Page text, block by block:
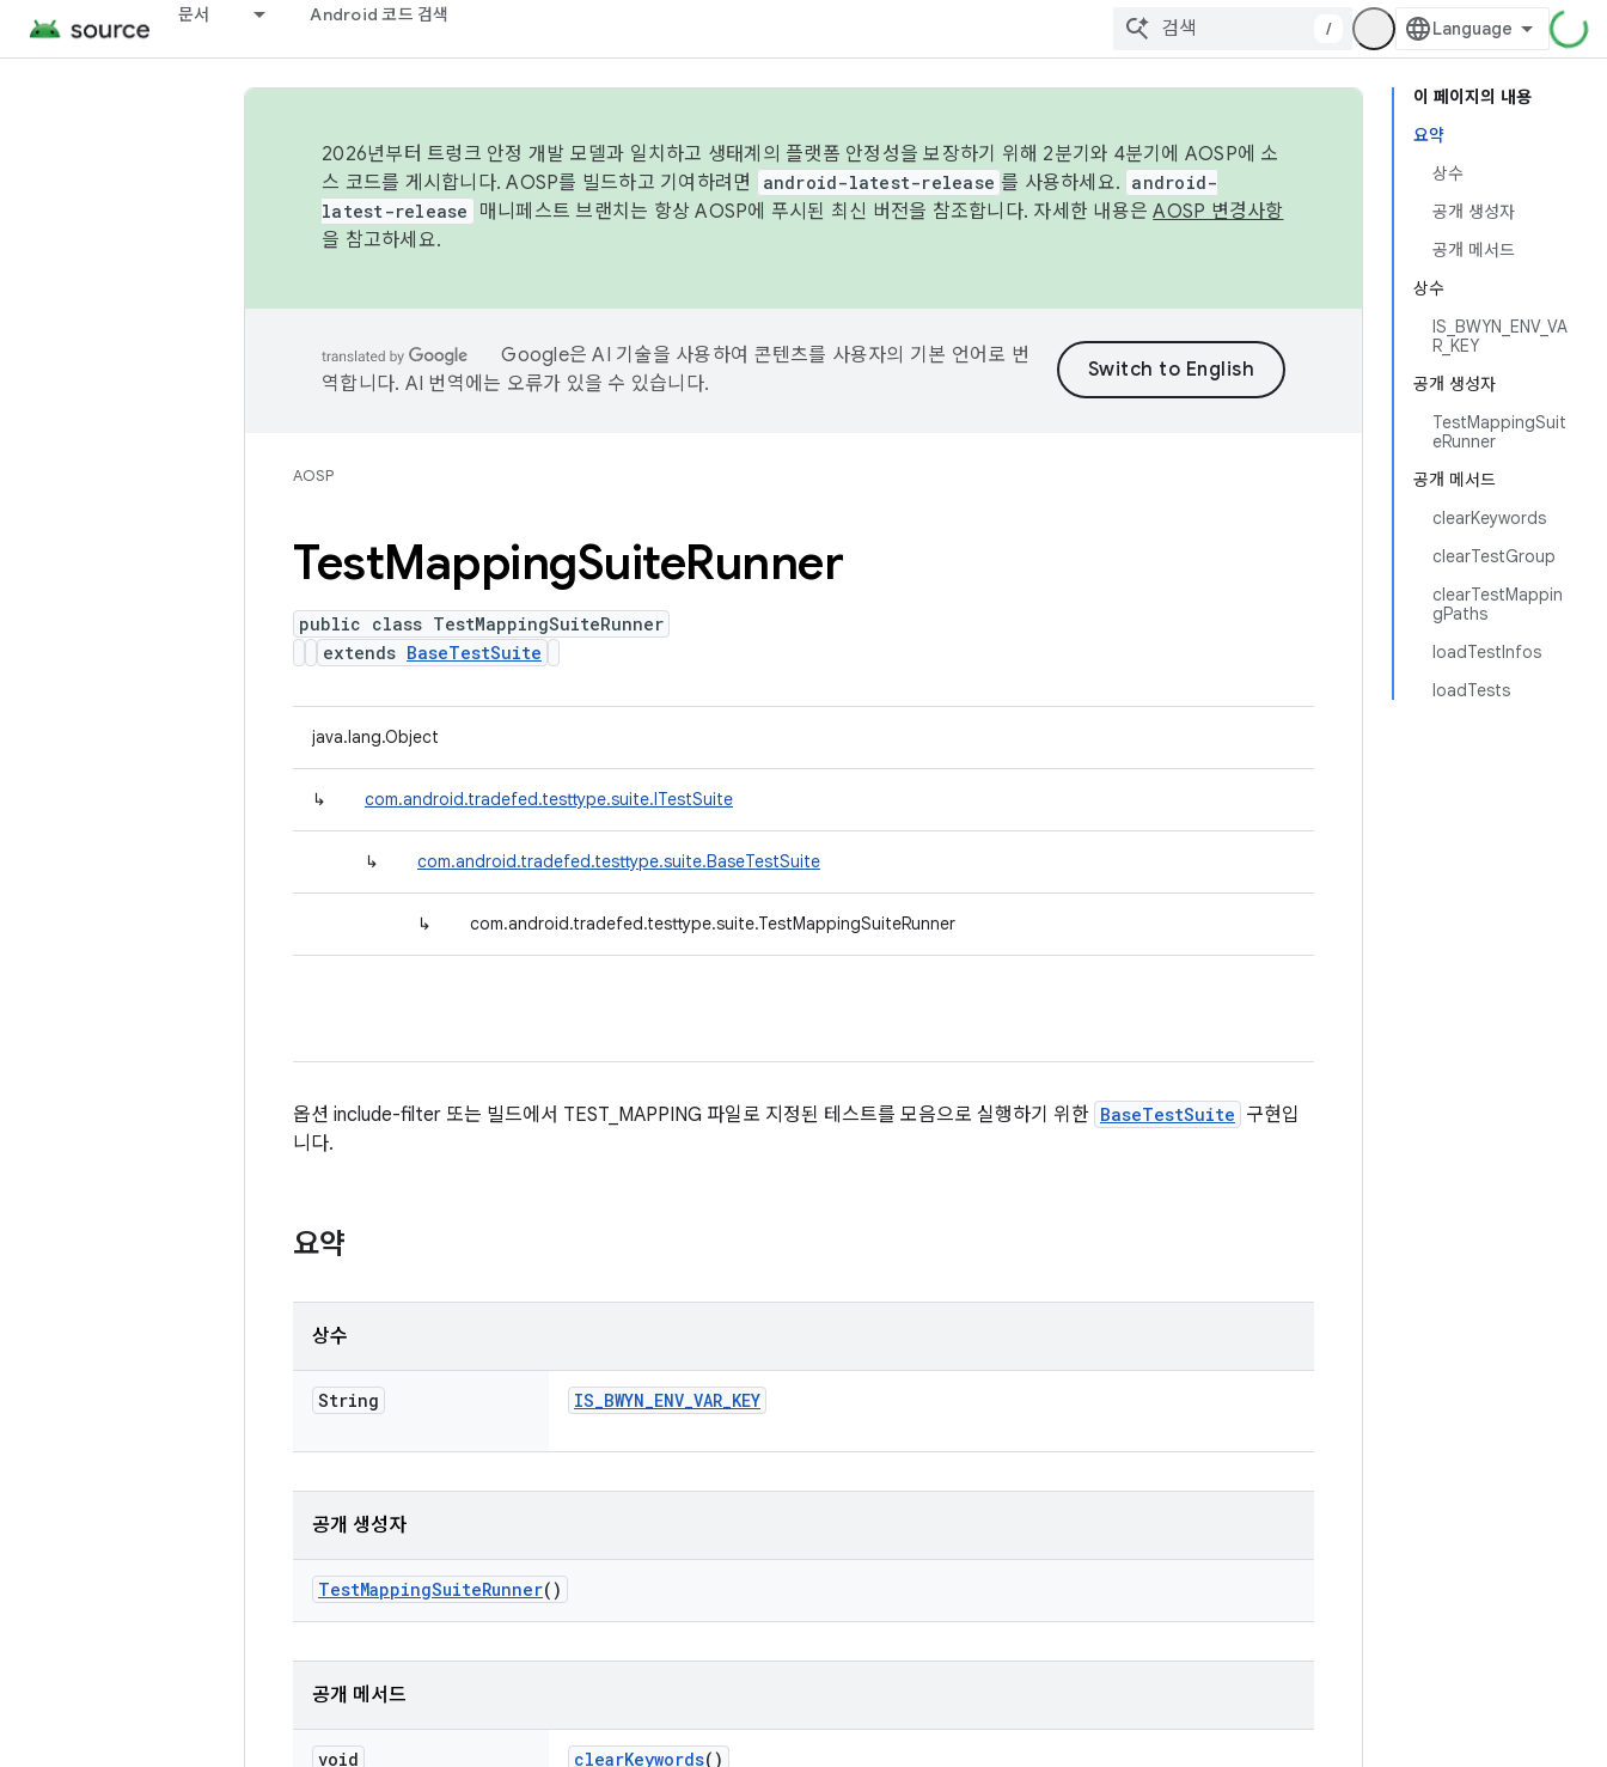
문서 Android 코드 검색
/
이 페이지의 내용
요약
상수
공개 생성자
공개 메서드
상수
IS_BWYN_ENV_VA
R_KEY
공개 생성자
TestMappingSuit
eRunner
공개 메서드
clearKeywords
clearTestGroup
clearTestMappin
gPaths
loadTestInfos
loadTests
2026년부터 트렁크 안정 개발 모델과 일치하고 생태계의 플랫폼 안정성을 보장하기 위해 2분기와 4분기에 AOSP에 소
스 코드를 게시합니다. AOSP를 빌드하고 기여하려면
android-latest-release 를 사용하세요. android-
latest-release
매니페스트 브랜치는 항상 AOSP에 푸시된 최신 버전을 참조합니다. 자세한 내용은AOSP 변경사항
을 참고하세요.
Google은 AI 기술을 사용하여 콘텐츠를 사용자의 기본 언어로 번
역합니다. AI 번역에는 오류가 있을 수 있습니다.
AOSP
TestMappingSuiteRunner
public class TestMappingSuiteRunner
extends BaseTestSuite
java.lang.Object
↳ com.android.tradefed.testtype.suite.ITestSuite
↳ com.android.tradefed.testtype.suite.BaseTestSuite
↳ com.android.tradefed.testtype.suite.TestMappingSuiteRunner
옵션 include-filter 또는 빌드에서 TEST_MAPPING 파일로 지정된 테스트를 모음으로 실행하기 위한 BaseTestSuite 구현입
니다.
요약
상수
String IS_BWYN_ENV_VAR_KEY
공개 생성자
TestMappingSuiteRunner()
공개 메서드
void clearKeywords()